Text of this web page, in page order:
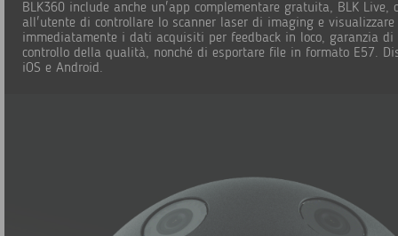
BLK360 include anche un'app complementare gratuita, BLK Live,
all'utente di controllare lo scanner laser di imaging e visualizzare
immediatamente i dati acquisiti per feedback in loco, garanzia
controllo della qualità, nonché di esportare file in formato E57.
iOS e Android.